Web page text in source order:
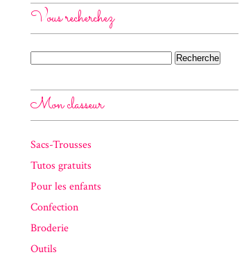
Vous recherchez
Mon classeur
Sacs-Trousses
Tutos gratuits
Pour les enfants
Confection
Broderie
Outils